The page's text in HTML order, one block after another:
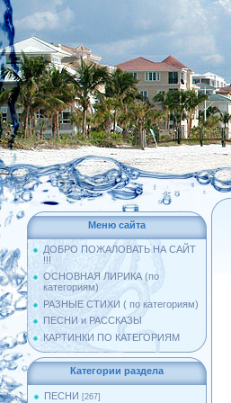
Меню сайта
ДОБРО ПОЖАЛОВАТЬ НА САЙТ
!!!
ОСНОВНАЯ ЛИРИКА (по
категориям)
РАЗНЫЕ СТИХИ ( по категориям)
ПЕСНИ и РАССКАЗЫ
КАРТИНКИ ПО КАТЕГОРИЯМ
Категории раздела
ПЕСНИ [267]